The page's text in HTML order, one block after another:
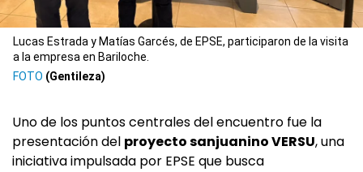
Lucas Estrada y Matías Garcés, de EPSE, participaron de la visita
a la empresa en Bariloche.
(Gentileza)
Uno de los puntos centrales del encuentro fue la
presentación del proyecto sanjuanino VERSU, una
iniciativa impulsada por EPSE que busca